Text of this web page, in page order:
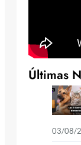
Últimas
03/08/